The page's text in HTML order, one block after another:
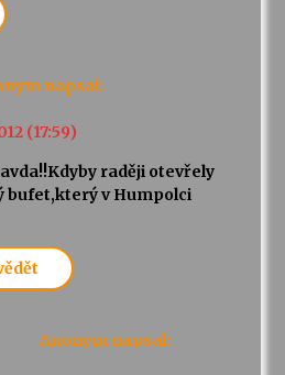
napsal:
(17:59)
raději otevřely
bufet,který v Humpolci
Anonym napsal: